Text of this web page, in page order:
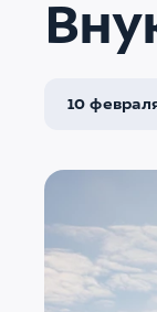
10